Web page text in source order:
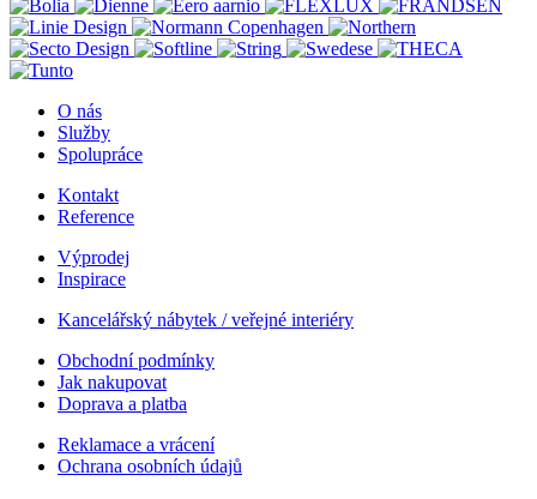
O nás
Služby
Spolupráce
Kontakt
Reference
Výprodej
Inspirace
Kancelářský nábytek / veřejné interiéry
Obchodní podmínky
Jak nakupovat
Doprava a platba
Reklamace a vrácení
Ochrana osobních údajů